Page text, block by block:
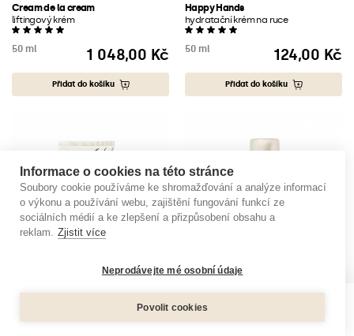
Informace o cookies na této stránce
Soubory cookie používáme ke shromažďování a analýze informací
o výkonu a používání webu, zajištění fungování funkcí ze
sociálních médií a ke zlepšení a přizpůsobení obsahu a
reklam. Zjistit více
Neprodávejte mé osobní údaje
Povolit cookies
Menu
Produkty Košík Účet
Cream de la cream
liftingový krém
50 ml
Cena
1 048,00 Kč
Přidat do košíku
Happy Hands
hydratační krém na ruce
50 ml
Cena
124,00 Kč
Přidat do košíku
Work Work Work
Fresh Faced